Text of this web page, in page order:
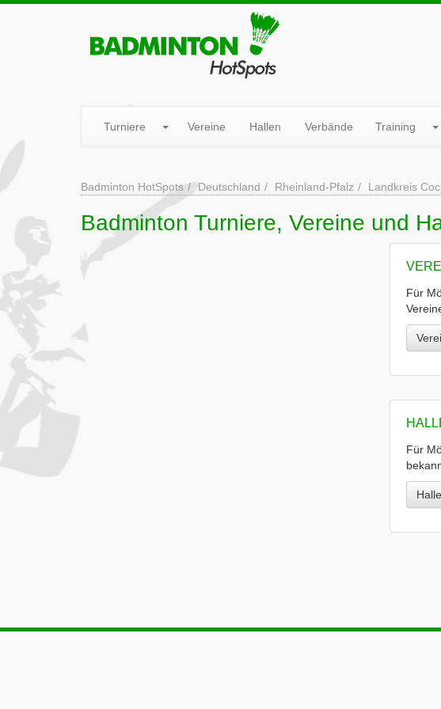
Turniere Vereine Hallen Verbände Training
Badminton HotSpots Deutschland Rheinland-Pfalz Landkreis
Badminton Turniere, Vereine und
Für
Für